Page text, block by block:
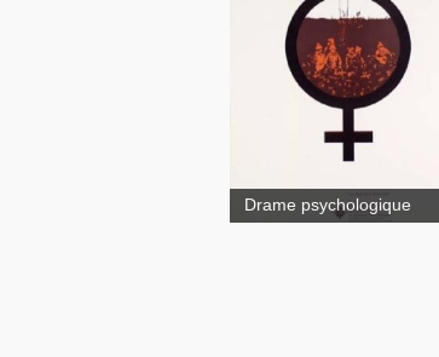
Le Temps de l'avant
Drame psychologique